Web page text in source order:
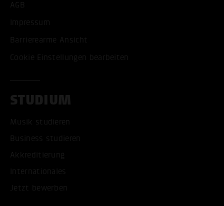
AGB
Impressum
Barrierearme Ansicht
Cookie Einstellungen bearbeiten
STUDIUM
Musik studieren
Business studieren
Akkreditierung
Internationales
Jetzt bewerben